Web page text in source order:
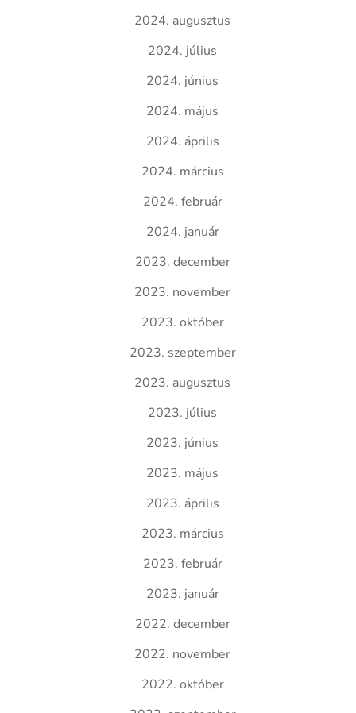
2024. augusztus
2024. július
2024. június
2024. május
2024. április
2024. március
2024. február
2024. január
2023. december
2023. november
2023. október
2023. szeptember
2023. augusztus
2023. július
2023. június
2023. május
2023. április
2023. március
2023. február
2023. január
2022. december
2022. november
2022. október